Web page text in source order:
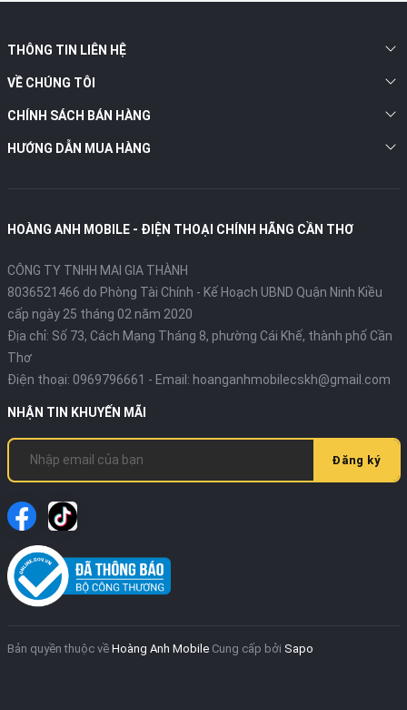
THÔNG TIN LIÊN HỆ
VỀ CHÚNG TÔI
CHÍNH SÁCH BÁN HÀNG
HƯỚNG DẪN MUA HÀNG
HOÀNG ANH MOBILE - ĐIỆN THOẠI CHÍNH HÃNG CẦN THƠ
CÔNG TY TNHH MAI GIA THÀNH
8036521466 do Phòng Tài Chính - Kế Hoạch UBND Quận Ninh Kiều
cấp ngày 25 tháng 02 năm 2020
Địa chỉ: Số 73, Cách Mạng Tháng 8, phường Cái Khế, thành phố Cần
Thơ
Điện thoại: 0969796661 - Email: hoanganhmobilecskh@gmail.com
NHẬN TIN KHUYẾN MÃI
Đăng ký
Bản quyền thuộc về Hoàng Anh Mobile Cung cấp bởi Sapo